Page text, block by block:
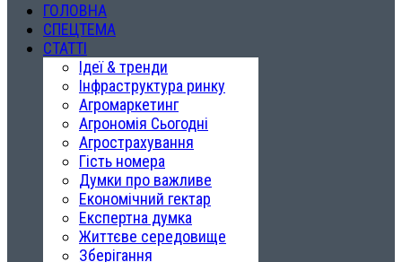
ГОЛОВНА
СПЕЦТЕМА
СТАТТІ
Ідеї & тренди
Інфраструктура ринку
Агромаркетинг
Агрономія Сьогодні
Агрострахування
Гість номера
Думки про важливе
Економічний гектар
Експертна думка
Життєве середовище
Зберігання